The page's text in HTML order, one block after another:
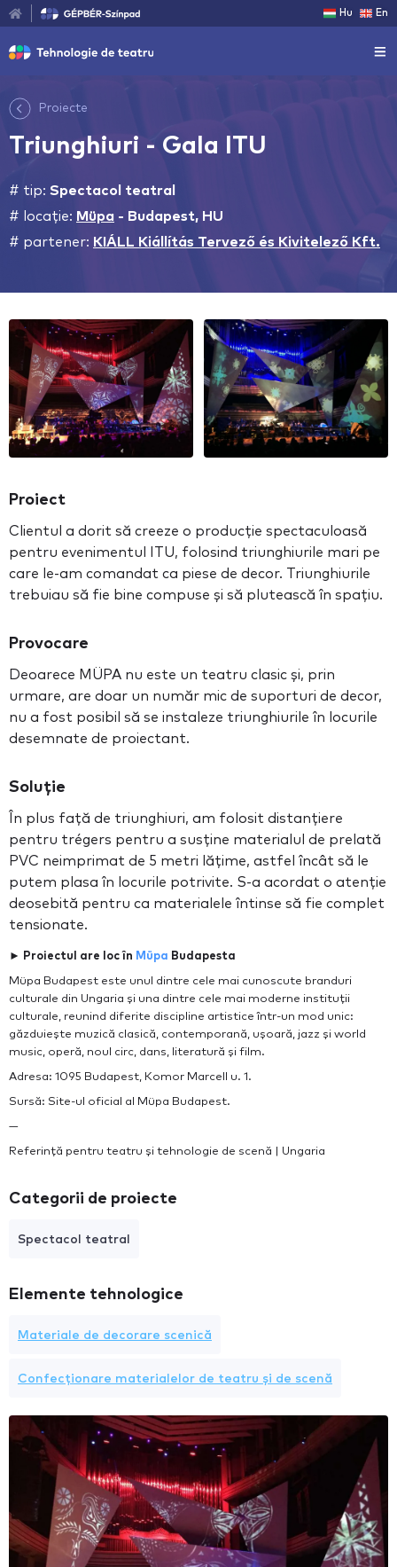
Hu En
Proiecte
Triunghiuri - Gala ITU
# tip: Spectacol teatral
# locație: Müpa - Budapest, HU
# partener: KIÁLL Kiállítás Tervező és Kivitelező Kft.
Proiect
Clientul a dorit să creeze o producție spectaculoasă
pentru evenimentul ITU, folosind triunghiurile mari pe
care le-am comandat ca piese de decor. Triunghiurile
trebuiau să fie bine compuse și să plutească în spațiu.
Provocare
Deoarece MÜPA nu este un teatru clasic și, prin
urmare, are doar un număr mic de suporturi de decor,
nu a fost posibil să se instaleze triunghiurile în locurile
desemnate de proiectant.
Soluție
În plus față de triunghiuri, am folosit distanțiere
pentru trégers pentru a susține materialul de prelată
PVC neimprimat de 5 metri lățime, astfel încât să le
putem plasa în locurile potrivite. S-a acordat o atenție
deosebită pentru ca materialele întinse să fie complet
tensionate.
► Proiectul are loc în Müpa Budapesta
Müpa Budapest este unul dintre cele mai cunoscute branduri
culturale din Ungaria și una dintre cele mai moderne instituții
culturale, reunind diferite discipline artistice într-un mod unic:
găzduiește muzică clasică, contemporană, ușoară, jazz și world
music, operă, noul circ, dans, literatură și film.
Adresa: 1095 Budapest, Komor Marcell u. 1.
Sursă: Site-ul oficial al Müpa Budapest.
—
Referință pentru teatru și tehnologie de scenă | Ungaria
Categorii de proiecte
Spectacol teatral
Elemente tehnologice
Materiale de decorare scenică
Confecționare materialelor de teatru și de scenă